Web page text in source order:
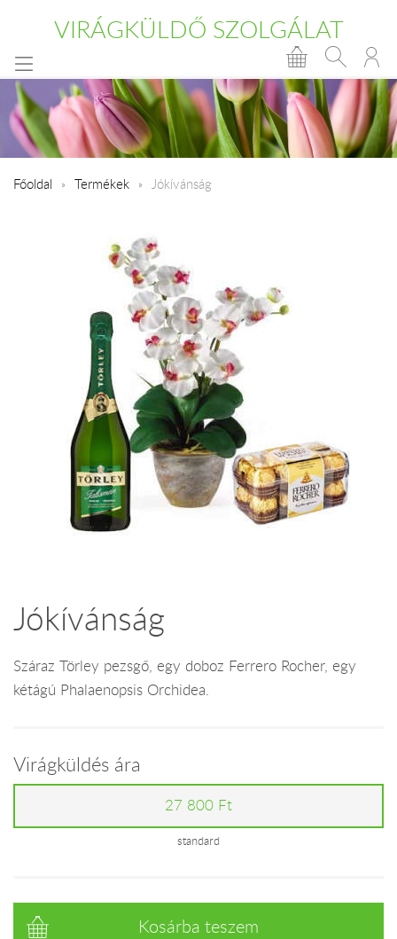
VIRÁGKÜLDŐ SZOLGÁLAT
Főoldal Termékek Jókívánság
Jókívánság
Száraz Törley pezsgő, egy doboz Ferrero Rocher, egy
kétágú Phalaenopsis Orchidea.
Virágküldés ára
27 800 Ft
standard
Kosárba teszem